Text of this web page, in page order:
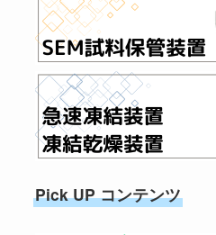
Pick UP コンテンツ